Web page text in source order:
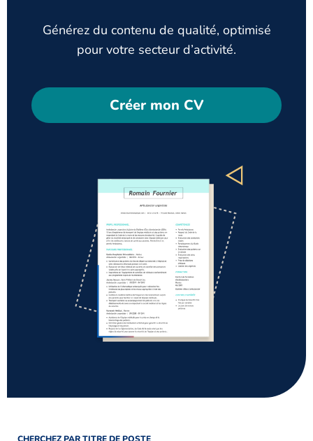
Générez du contenu de qualité, optimisé
pour votre secteur d’activité.
Créer mon CV